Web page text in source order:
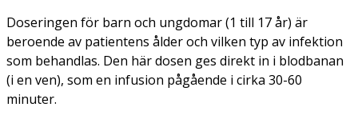
Doseringen för barn och ungdomar (1 till 17 år) är
beroende av patientens ålder och vilken typ av infektion
som behandlas. Den här dosen ges direkt in i blodbanan
(i en ven), som en infusion pågående i cirka 30-60
minuter.